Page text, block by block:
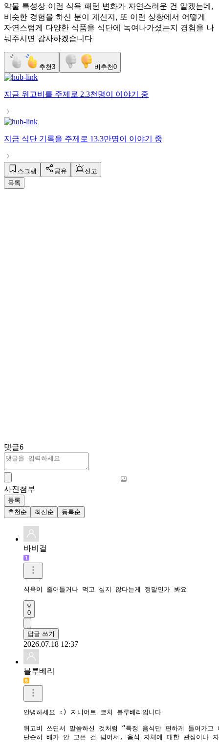
약물 특성상 이런 식욕 패턴 변화가 자연스러운 건 알겠는데,
비슷한 경험을 하신 분이 계신지, 또 이런 상황에서 어떻게
자연스럽게 다양한 식품을 식단에 녹여나가셨는지 경험을 나
눠주시면 감사하겠습니다
추천3 비추천0
지금 위고비 를 주제로 2.3천명이 이야기 중
지금 식단 기록을 주제로 13.3만명이 이야기 중
스크랩 공유
신고
목록
댓글6
사진첨부
등록
추천순
최신순 등록순
바비걸
식욕이 줄어들거나 먹고 싶지 않다는게 정말인가 봐요
0
답글 쓰기
2026.07.18 12:37
블루베리
안녕하세요 :) 지니어트 코치 블루베리입니다
위고비 쓰면서 말씀하신 것처럼 “특정 음식만 편하게 들어가
단순히 배가 안 고픈 걸 넘어서, 음식 자체에 대한 관심이나